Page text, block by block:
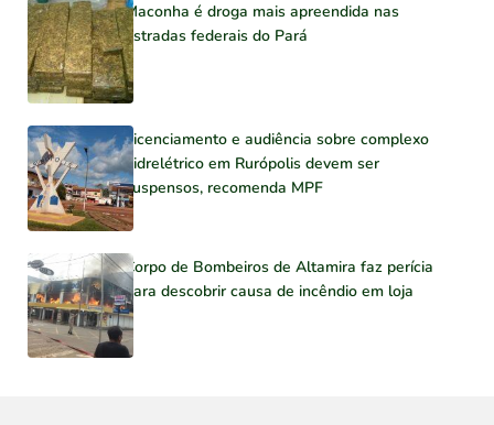
Maconha é droga mais apreendida nas
estradas federais do Pará
Licenciamento e audiência sobre complexo
hidrelétrico em Rurópolis devem ser
suspensos, recomenda MPF
Corpo de Bombeiros de Altamira faz perícia
para descobrir causa de incêndio em loja